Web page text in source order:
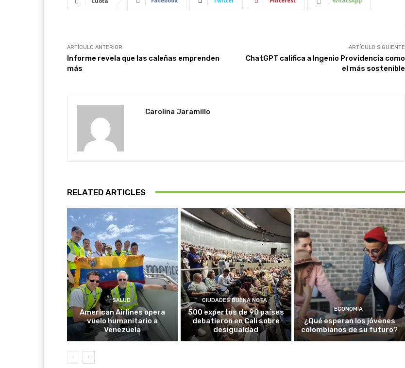
ARTÍCULO ANTERIOR
Informe revela que las caleñas emprenden
más
ARTÍCULO SIGUIENTE
ChatGPT califica a Ingenio Providencia como
el más sostenible
Carolina Jaramillo
RELATED ARTICLES
SALUD
American Airlines opera
vuelo humanitario a
Venezuela
CIUDADES BUENA NOTA
500 expertos de 90 países
debatieron en Cali sobre
desigualdad
ECONOMÍA
¿Qué esperan los jóvenes
colombianos de su futuro?